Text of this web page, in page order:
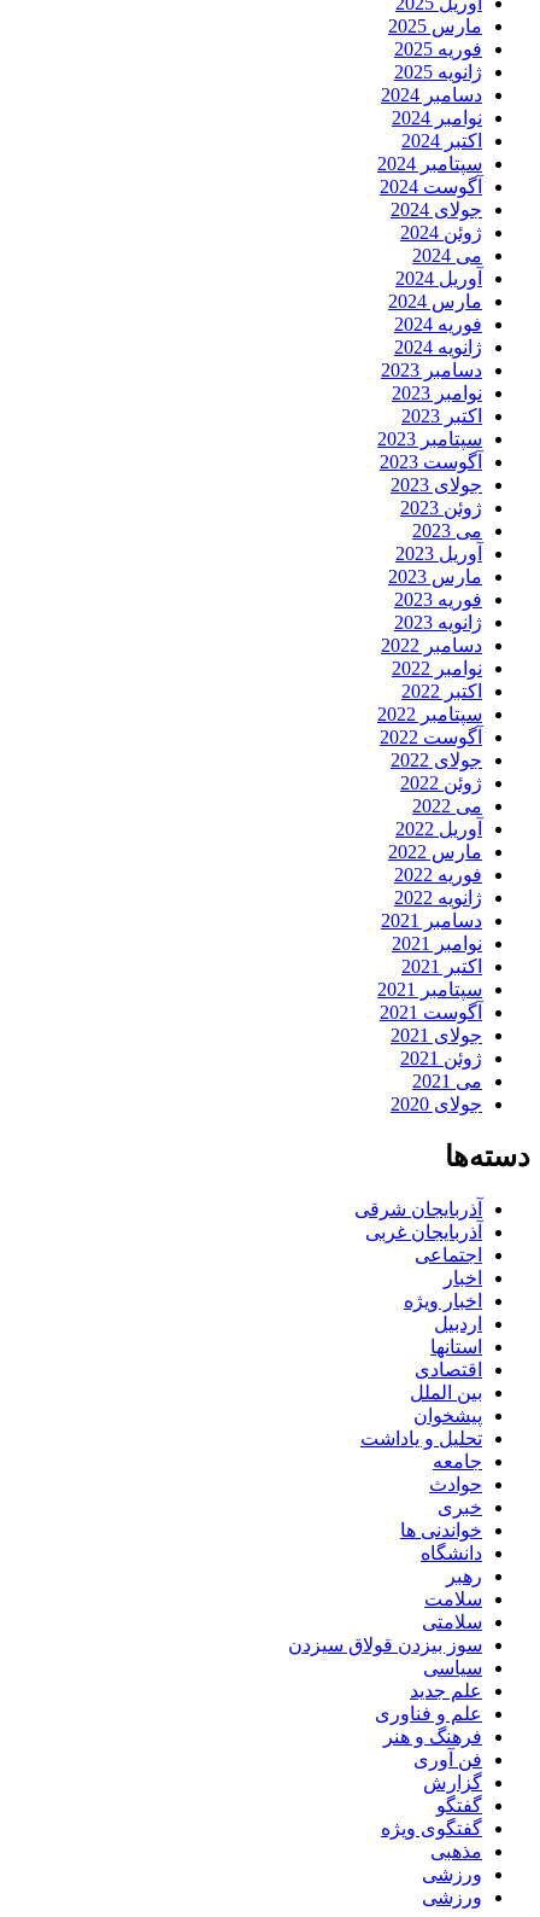
مارس 2025
فوریه 2025
ژانویه 2025
دسامبر 2024
نوامبر 2024
اکتبر 2024
سپتامبر 2024
آگوست 2024
جولای 2024
ژوئن 2024
می 2024
آوریل 2024
مارس 2024
فوریه 2024
ژانویه 2024
دسامبر 2023
نوامبر 2023
اکتبر 2023
سپتامبر 2023
آگوست 2023
جولای 2023
ژوئن 2023
می 2023
آوریل 2023
مارس 2023
فوریه 2023
ژانویه 2023
دسامبر 2022
نوامبر 2022
اکتبر 2022
سپتامبر 2022
آگوست 2022
جولای 2022
ژوئن 2022
می 2022
آوریل 2022
مارس 2022
فوریه 2022
ژانویه 2022
دسامبر 2021
نوامبر 2021
اکتبر 2021
سپتامبر 2021
آگوست 2021
جولای 2021
ژوئن 2021
می 2021
جولای 2020
دسته‌ها
آذربایجان شرقی
آذربایجان غربی
اجتماعی
اخبار
اخبار ویژه
اردبیل
استانها
اقتصادی
بین الملل
پیشخوان
تحلیل و یاداشت
جامعه
حوادث
خبری
خواندنی ها
دانشگاه
رهبر
سلامت
سلامتی
سوز بیزدن قولاق سیزدن
سیاسی
علم جدید
علم و فناوری
فرهنگ و هنر
فن آوری
گزارش
گفتگو
گفتگوی ویژه
مذهبی
ورزشی
ورزشی